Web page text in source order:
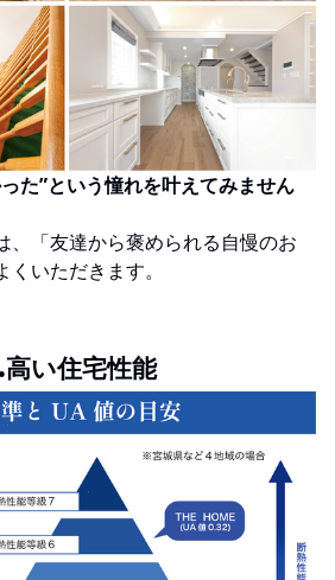
た”という憧れを叶えてみません
、「友達から褒められる自慢のお
いただきます。
高い住宅性能